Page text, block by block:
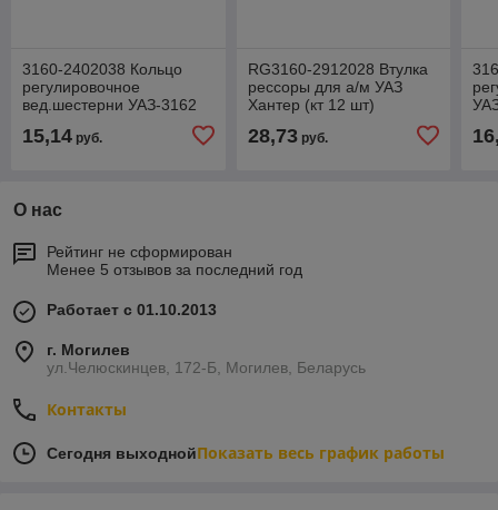
3160-2402038 Кольцо
регулировочное
вед.шестерни УАЗ-3162
15,14 руб.
RG3160-2912028 Втулка
рессоры для а/м УАЗ
Хантер (кт 12 шт)
28,73руб.
О нас
Рейтинг не сформирован
Менее 5 отзывов за последний год
Работает с 01.10.2013
г. Могилев
ул.Челюскинцев, 172-Б, Могилев, Беларусь
Контакты
Сегодня выходнойПоказать весь график работы